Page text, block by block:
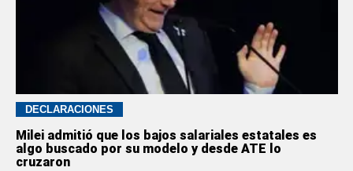
DECLARACIONES
Milei admitió que los bajos salariales estatales es
algo buscado por su modelo y desde ATE lo
cruzaron